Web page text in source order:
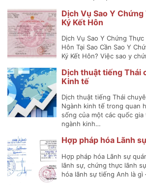
Dịch Vụ Sao Y
Ký Kết Hôn
Dịch Vụ Sao Y Chứng Thực
Hôn Tại Sao Cần Sao Y
Ký Kết Hôn? Việc sao y
Dịch thuật tiếng Thái
Kinh tế
Dịch thuật tiếng Thái
Ngành kinh tế trong quan
sống của một các quốc
ngành kinh…
Hợp pháp hóa Lãnh
Hợp pháp hóa Lãnh sự
lãnh sự, chứng thực lãnh
hóa lãnh sự tiếng Anh là gì